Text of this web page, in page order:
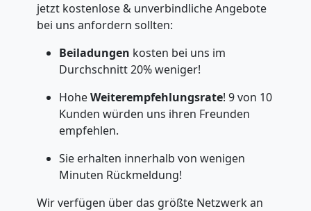
jetzt kostenlose & unverbindliche Angebote
bei uns anfordern sollten:
Beiladungen kosten bei uns im
Durchschnitt 20% weniger!
HoheWeiterempfehlungsrate! 9 von 10
Kunden würden uns ihren Freunden
empfehlen.
Sie erhalten innerhalb von wenigen
Minuten Rückmeldung!
Wir verfügen über das größte Netzwerk an